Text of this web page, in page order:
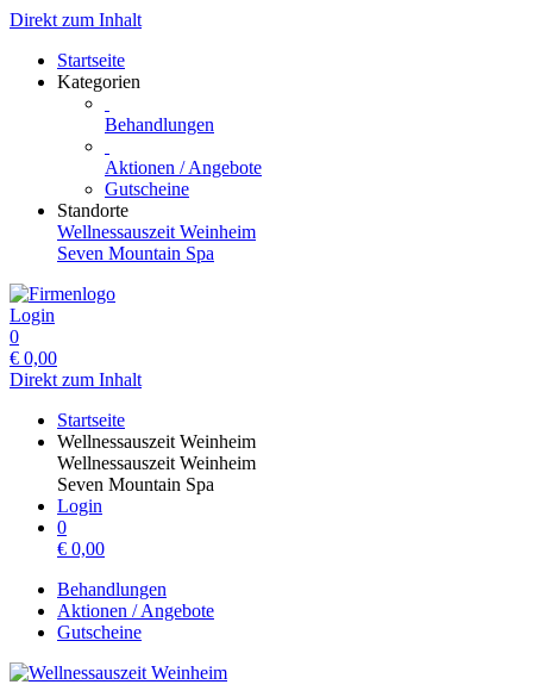
Direkt zum Inhalt
Startseite
Kategorien
Behandlungen
Aktionen / Angebote
Gutscheine
Standorte
Wellnessauszeit Weinheim
Seven Mountain Spa
Login
0
€ 0,00
Direkt zum Inhalt
Startseite
Wellnessauszeit Weinheim
Wellnessauszeit Weinheim
Seven Mountain Spa
Login
0
€ 0,00
Behandlungen
Aktionen / Angebote
Gutscheine